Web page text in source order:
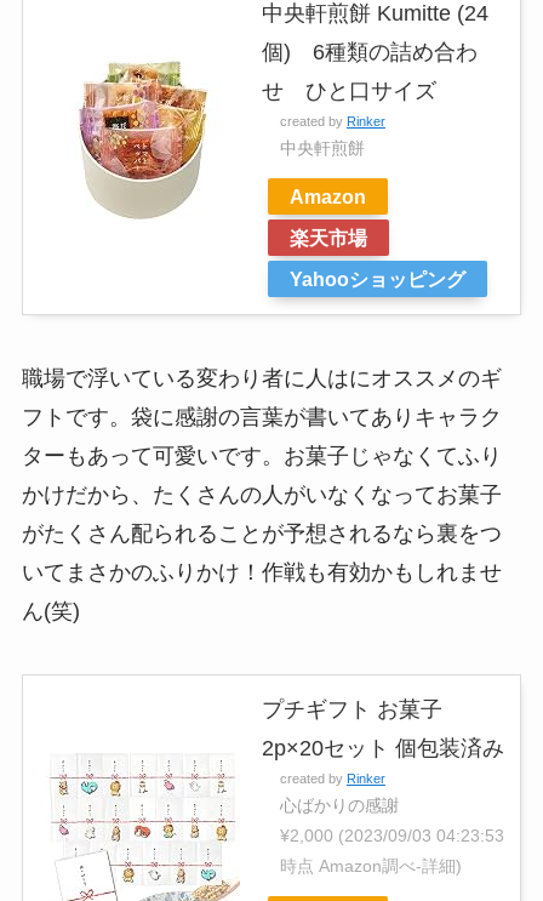
中央軒煎餅 Kumitte (24
個) 6種類の詰め合わ
せ ひと口サイズ
created by Rinker
中央軒煎餅
Amazon
楽天市場
Yahooショッピング
職場で浮いている変わり者に人はにオススメのギ
フトです。袋に感謝の言葉が書いてありキャラク
ターもあって可愛いです。お菓子じゃなくてふり
かけだから、たくさんの人がいなくなってお菓子
がたくさん配られることが予想されるなら裏をつ
いてまさかのふりかけ！作戦も有効かもしれませ
ん(笑)
プチギフト お菓子
2p×20セット 個包装済み
created by Rinker
心ばかりの感謝
¥2,000 (2023/09/03 04:23:53
時点 Amazon調べ-詳細)